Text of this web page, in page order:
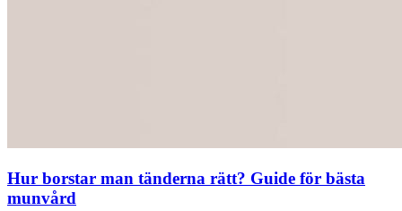
Hur borstar man tänderna rätt? Guide för bästa
munvård